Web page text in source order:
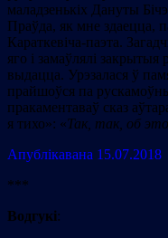
маладзенькіх Дануты
Праўда, як мне здаецца,
Караткевіча-паэта.
яго і замаўлялі закрытыя
выдацца. Урэзалася ў
прайшоўся па
пракаментаваў сказ
я тихо»: «Так, так, об
Апублiкавана 15.07.2018
***
Водгукi: